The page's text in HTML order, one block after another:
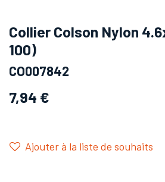
Collier Colson Nylon
100)
CO007842
7,94 €
Ajouter à la liste de souhaits